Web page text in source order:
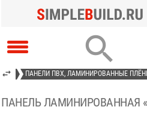

ПАНЕЛИ ПВХ, ЛАМИНИРОВАННЫЕ
ПАНЕЛЬ ЛАМИНИРОВАННАЯ